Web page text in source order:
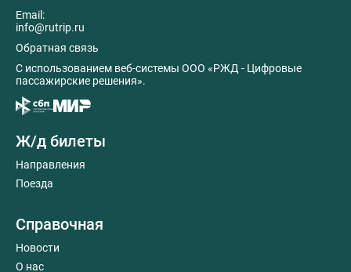
Email:
info@rutrip.ru
Обратная связь
C использованием веб-системы ООО «РЖД - Цифровые
пассажирские решения».
Ж/д билеты
Направления
Поезда
Справочная
Новости
О нас